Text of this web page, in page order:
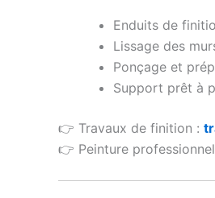
Enduits de
Lissage des
Ponçage et
Support prêt à
👉 Travaux de finition :
👉 Peinture